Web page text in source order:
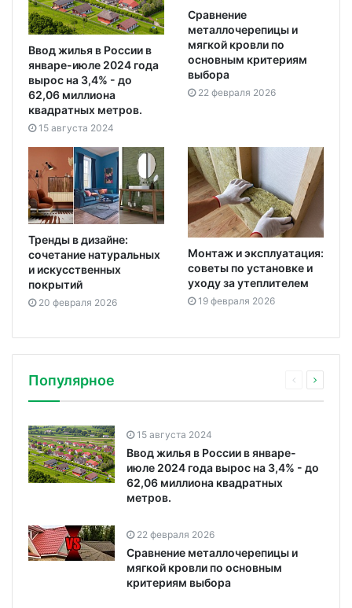
Ввод жилья в России в
январе-июле 2024 года
вырос на 3,4% - до
62,06 миллиона
квадратных метров.
15 августа 2024
Сравнение
металлочерепицы и
мягкой кровли по
основным критериям
выбора
22 февраля 2026
Тренды в дизайне:
сочетание натуральных
и искусственных
покрытий
20 февраля 2026
Монтаж и эксплуатация:
советы по установке и
уходу за утеплителем
19 февраля 2026
Популярное
15 августа 2024
Ввод жилья в России в январе-
июле 2024 года вырос на 3,4% - до
62,06 миллиона квадратных
метров.
22 февраля 2026
Сравнение металлочерепицы и
мягкой кровли по основным
критериям выбора